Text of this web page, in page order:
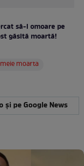
să-l omoare pe
găsită moartă!
moarta
pe Google News